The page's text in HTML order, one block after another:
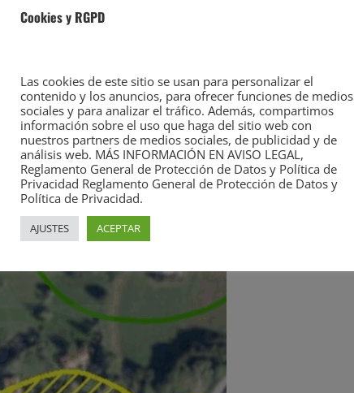
Cookies y RGPD
Las cookies de este sitio se usan para personalizar el
contenido y los anuncios, para ofrecer funciones de medios
sociales y para analizar el tráfico. Además, compartimos
información sobre el uso que haga del sitio web con
nuestros partners de medios sociales, de publicidad y de
análisis web. MÁS INFORMACIÓN EN AVISO LEGAL,
Reglamento General de Protección de Datos y Política de
Privacidad Reglamento General de Protección de Datos y
Política de Privacidad.
AJUSTES ACEPTAR